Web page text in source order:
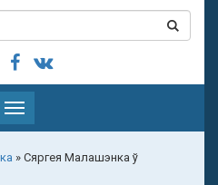
Паказаць
меню
» Сяргея Малашэнка ў